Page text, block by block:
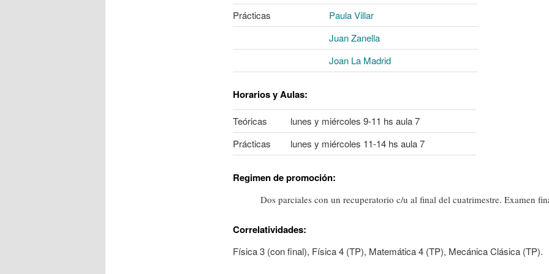
Prácticas
Paula Villar
Juan Zanella
Joan La Madrid
Horarios y Aulas:
Teóricas
lunes y miércoles 9-11 hs aula 7
Prácticas
lunes y miércoles 11-14 hs aula 7
Regimen de promoción:
Dos parciales con un recuperatorio c/u al final del cuatrimestre. Examen
Correlatividades:
Física 3 (con final), Física 4 (TP), Matemática 4 (TP), Mecánica Clásica (TP).